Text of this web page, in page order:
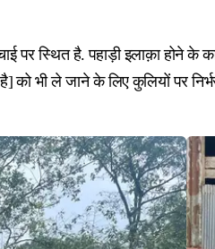
पर स्थित है. पहाड़ी इलाक़ा
भी ले जाने के लिए कुलियों पर